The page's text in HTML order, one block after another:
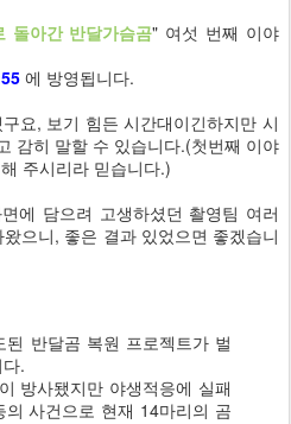
돌아간 반달가슴곰" 여섯 번째 이야
에 방영됩니다.
요, 보기 힘든 시간대이긴하지만 시
감히 말할 수 있습니다.(첫번째 이야
주시리라 믿습니다.)
에 담으려 고생하셨던 촬영팀 여러
으니, 좋은 결과 있었으면 좋겠습니
반달곰 복원 프로젝트가 벌
.
방사됐지만 야생적응에 실패
사건으로 현재 14마리의 곰